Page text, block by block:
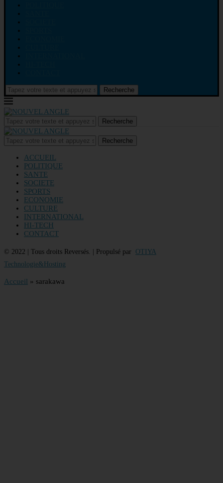
Recherche
Recherche
Recherche
ACCUEIL
POLITIQUE
SANTE
SOCIETE
SPORTS
ECONOMIE
CULTURE
INTERNATIONAL
HI-TECH
CONTACT
© 2022 | Tous droits Reversés. | Propulsé par OTIYA
Technologie&Hosting
Accueil » sarakawa